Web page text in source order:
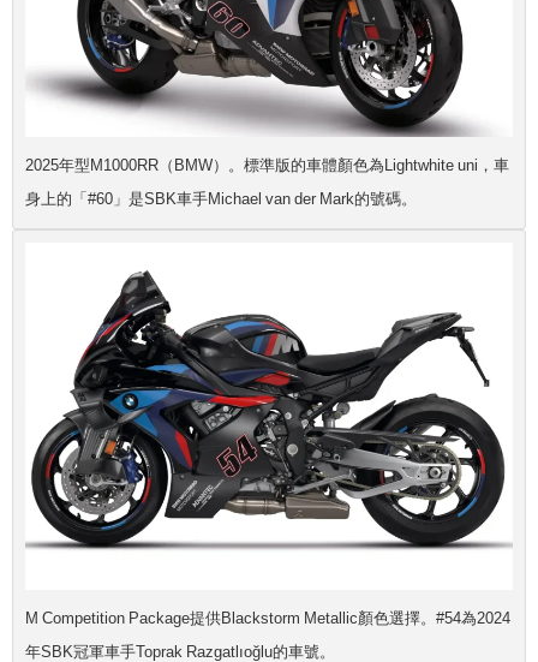
2025年型M1000RR（BMW）。標準版的車體顏色為Lightwhite uni，車
身上的「#60」是SBK車手Michael van der Mark的號碼。
M Competition Package提供Blackstorm Metallic顏色選擇。#54為2024
年SBK冠軍車手Toprak Razgatlıoğlu的車號。